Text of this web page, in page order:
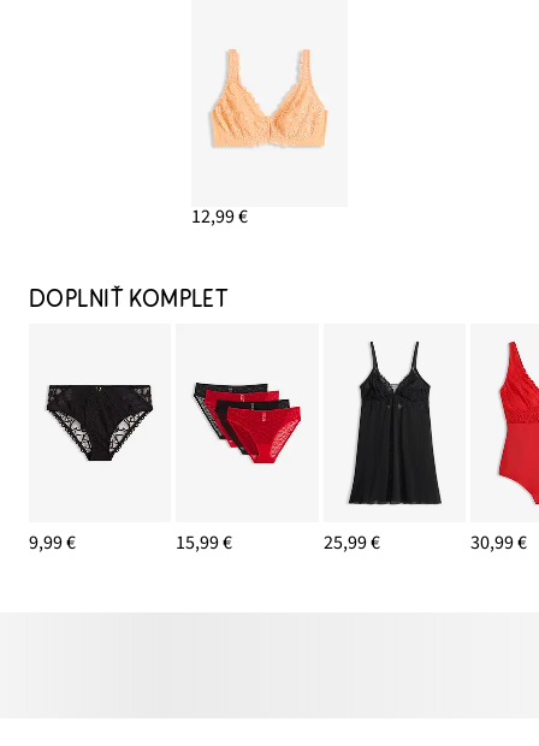
12,99 €
DOPLNIŤ KOMPLET
9,99 € 15,99 € 25,99 € 30,99 €